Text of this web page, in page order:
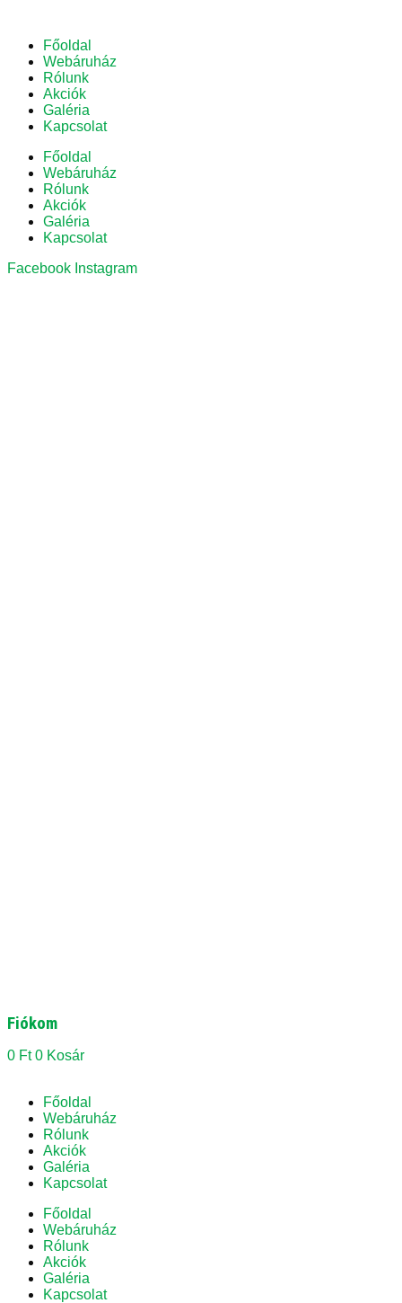
Főoldal
Webáruház
Rólunk
Akciók
Galéria
Kapcsolat
Főoldal
Webáruház
Rólunk
Akciók
Galéria
Kapcsolat
Facebook Instagram
Fiókom
0 Ft 0 Kosár
Főoldal
Webáruház
Rólunk
Akciók
Galéria
Kapcsolat
Főoldal
Webáruház
Rólunk
Akciók
Galéria
Kapcsolat